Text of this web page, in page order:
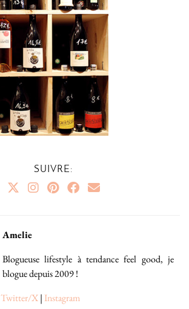
SUIVRE:
Amelie
Blogueuse lifestyle à tendance feel good, je
blogue depuis 2009 !
Twitter/X| Instagram